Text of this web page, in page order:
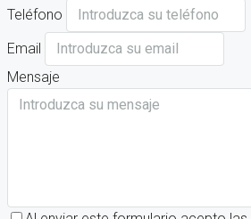
Teléfono
Email
Mensaje